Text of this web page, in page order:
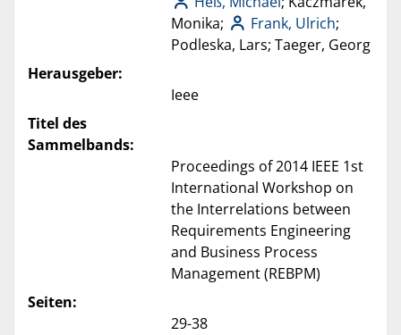
Monika;
Frank, Ulrich;
Podleska, Lars; Taeger, Georg
Herausgeber:
Ieee
Titel des
Sammelbands:
Proceedings of 2014 IEEE 1st
International Workshop on
the Interrelations between
Requirements Engineering
and Business Process
Management (REBPM)
Seiten:
29-38